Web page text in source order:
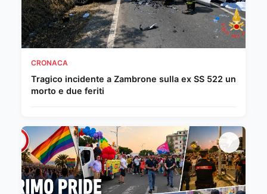
CRONACA
Tragico incidente a Zambrone sulla ex SS 522 un
morto e due feriti